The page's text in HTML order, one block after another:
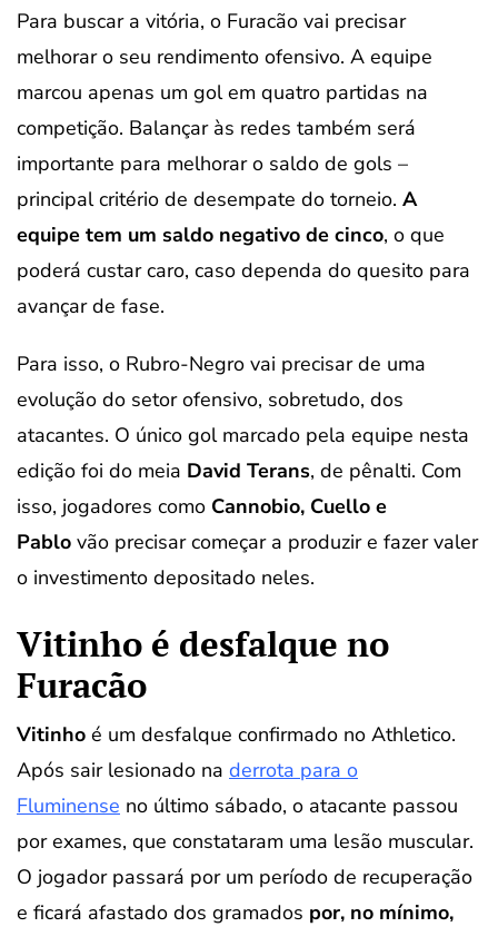
Para buscar a vitória, o Furacão vai precisar
melhorar o seu rendimento ofensivo. A equipe
marcou apenas um gol em quatro partidas na
competição. Balançar às redes também será
importante para melhorar o saldo de gols –
principal critério de desempate do torneio. A
equipe tem um saldo negativo de cinco, o que
poderá custar caro, caso dependa do quesito para
avançar de fase.
Para isso, o Rubro-Negro vai precisar de uma
evolução do setor ofensivo, sobretudo, dos
atacantes. O único gol marcado pela equipe nesta
edição foi do meia David Terans, de pênalti. Com
isso, jogadores como Cannobio, Cuello e
Pablo vão precisar começar a produzir e fazer valer
o investimento depositado neles.
Vitinho é desfalque no
Furacão
Vitinho é um desfalque confirmado no Athletico.
Após sair lesionado na derrota para o
Fluminense no último sábado, o atacante passou
por exames, que constataram uma lesão muscular.
O jogador passará por um período de recuperação
e ficará afastado dos gramados por, no mínimo,